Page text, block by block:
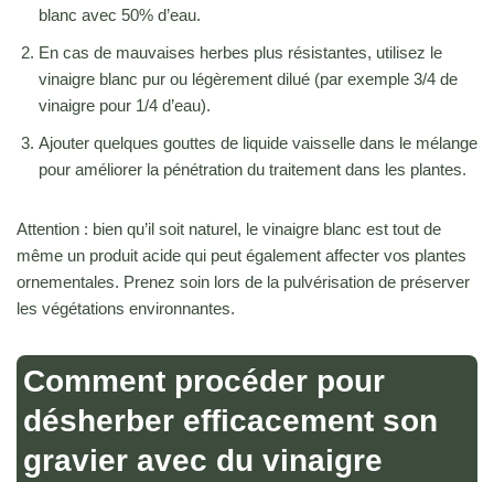
blanc avec 50% d’eau.
En cas de mauvaises herbes plus résistantes, utilisez le
vinaigre blanc pur ou légèrement dilué (par exemple 3/4 de
vinaigre pour 1/4 d’eau).
Ajouter quelques gouttes de liquide vaisselle dans le mélange
pour améliorer la pénétration du traitement dans les plantes.
Attention : bien qu’il soit naturel, le vinaigre blanc est tout de
même un produit acide qui peut également affecter vos plantes
ornementales. Prenez soin lors de la pulvérisation de préserver
les végétations environnantes.
Comment procéder pour
désherber efficacement son
gravier avec du vinaigre